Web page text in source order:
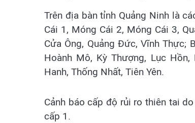
Trên địa bàn tỉnh Quảng Ninh là
Cái 1, Móng Cái 2, Móng Cái 3,
Cửa Ông, Quảng Đức, Vĩnh Thực;
Hoành Mô, Kỳ Thượng, Lục
Hanh, Thống Nhất, Tiên Yên.
Cảnh báo cấp độ rủi ro thiên tai
cấp 1.